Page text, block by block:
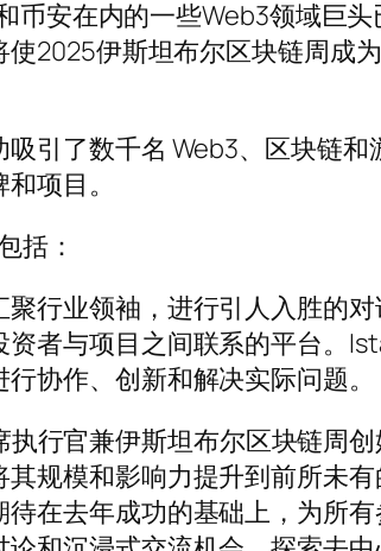
币安在内的一些Web3领域巨
使2025伊斯坦布尔区块链周成
引了数千名 Web3、区块链
项目。
括：
聚行业领袖，进行引人入胜的
者与项目之间联系的平台。
协作、创新和解决实际问题。
执行官兼伊斯坦布尔区块链周
规模和影响力提升到前所未
在去年成功的基础上，为所